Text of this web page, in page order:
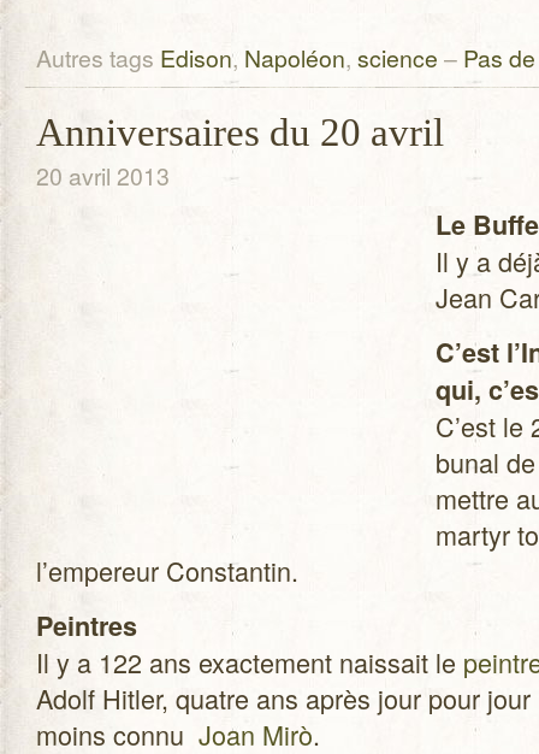
Autres tags Edison, Napoléon, science – Pas
Anniversaires du 20 avril
20 avril 2013
Le
Il y a
Jean
C’est
qui,
C’est le
bu­nal
mettre
mar­tyr
l’empereur Constantin.
Peintres
Il y a 122 ans exac­te­ment nais­sait le
Adolf Hit­ler, quatre ans après jour pour
moins connu Joan Mirò.